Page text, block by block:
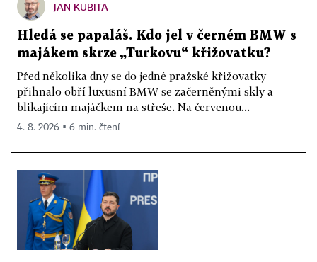
JAN KUBITA
Hledá se papaláš. Kdo jel v černém BMW s
majákem skrze „Turkovu“ křižovatku?
Před několika dny se do jedné pražské křižovatky
přihnalo obří luxusní BMW se začerněnými skly a
blikajícím majáčkem na střeše. Na červenou...
4. 8. 2026 ▪ 6 min. čtení